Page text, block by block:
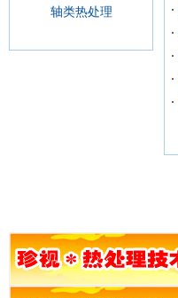
轴类热处理